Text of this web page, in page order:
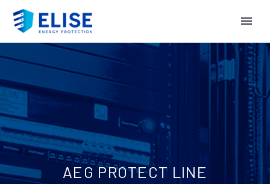
AEG PROTECT LINE